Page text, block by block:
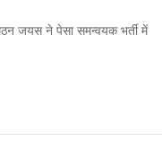
जयस ने पेसा समन्वयक भर्ती में